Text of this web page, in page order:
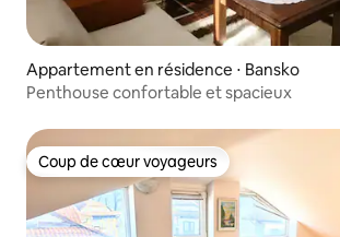
Appartement en résidence ⋅ Bansko
Penthouse confortable et spacieux
Coup de cœur voyageurs
Coup de cœur voyageurs